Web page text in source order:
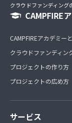
クラウドファンディング
CAMPFIRE
CAMPFIREアカデミー
クラウドファンディン
プロジェクトの作り方
プロジェクトの広め方
サービス